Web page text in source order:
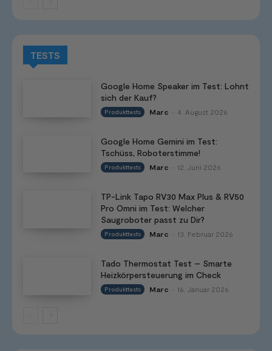
TESTS
Google Home Speaker im Test: Lohnt
sich der Kauf?
Produkttests Marc 4. August 2026
Google Home Gemini im Test:
Tschüss, Roboterstimme!
Produkttests Marc 12. Juni 2026
TP-Link Tapo RV30 Max Plus & RV50
Pro Omni im Test: Welcher
Saugroboter passt zu Dir?
Produkttests Marc 13. Februar 2026
Tado Thermostat Test – Smarte
Heizkörpersteuerung im Check
Produkttests Marc 16. Januar 2026